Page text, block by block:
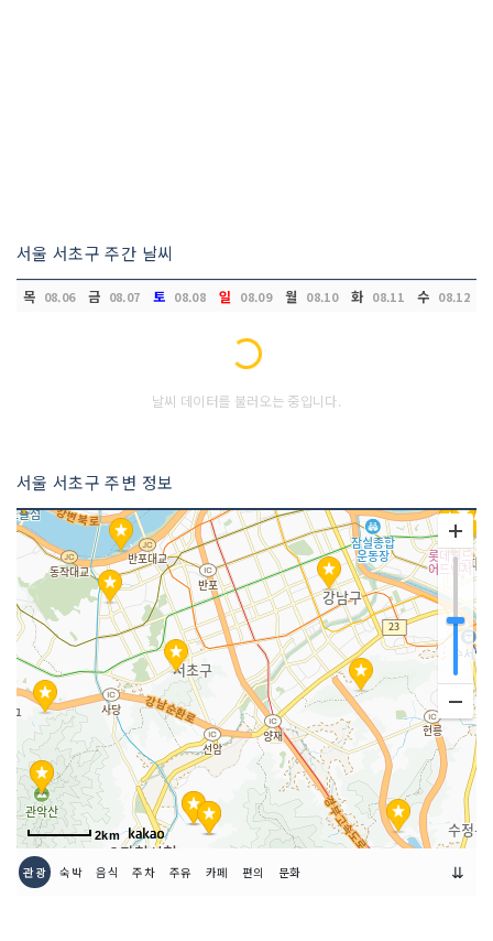
서울 서초구 주간 날씨
목 08.06 금 08.07 토 08.08 일 08.09 월 08.10 화 08.11 수 08.12
Loading...
날씨 데이터를 불러오는 중입니다.
서울 서초구 주변 정보
2km
관광 숙박 음식 주차 주유 카페 편의 문화 ⇊